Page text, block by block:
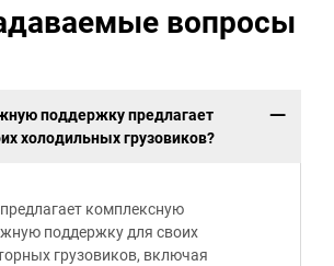
вопросы
поддержку предлагает
холодильных грузовиков?
комплексную
поддержку для своих
грузовиков, включая